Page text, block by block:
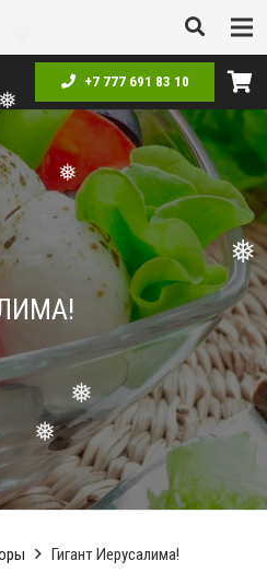
❅
❅
❅
❅
❅
❅ +7 777 691 83 10
Гигант Иерусалима!